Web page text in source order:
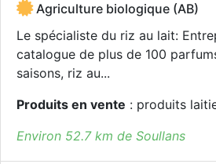
Agriculture biologique (AB)
Le spécialiste du riz au lait:
catalogue de plus de 100
saisons, riz au...
Produits en vente : produits
Environ 52.7 km de Soullans